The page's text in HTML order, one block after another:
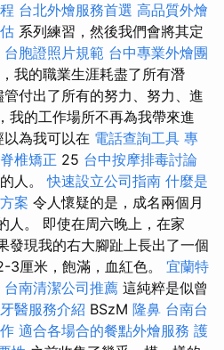
台北外燴服務首選 高品質外燴
系列練習，然後我們會將其定
台胞證照片規範 台中專業外燴團
我的職業生涯耗盡了所有潛
管付出了所有的努力、努力、進
我的工作場所不再為我帶來進
以為我可以在 電話查詢工具 專
椎矯正 25 台中按摩排毒討論
人。快速設立公司指南 什麼是
案 令人懷疑的是，成名兩個月
人。 即使在周六晚上，在家
發現我的右大腳趾上長出了一個
厘米，飽滿，血紅色。 宜蘭特
台南清潔公司推薦 這純粹是似曾
牙醫服務介紹 BSzM 隆鼻 台南台
適合各場合的餐點外燴服務 護